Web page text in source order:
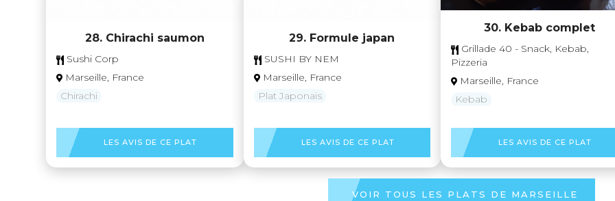
28. Chirachi saumon
Sushi Corp
Marseille, France
Chirachi
LES AVIS DE CE PLAT
29. Formule japan
SUSHI BY NEM
Marseille, France
Plat Japonais
LES AVIS DE CE PLAT
30. Kebab complet
Grillade 40 - Snack, Kebab,
Pizzeria
Marseille, France
Kebab
LES AVIS DE CE PLAT
VOIR TOUS LES PLATS DE MARSEILLE